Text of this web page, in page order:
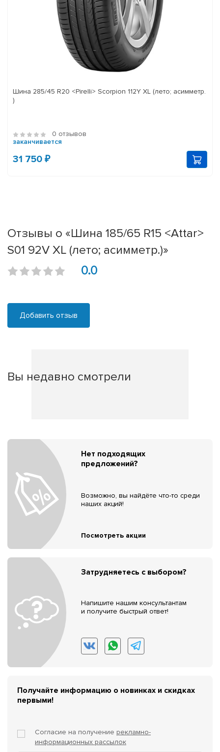
Шина 285/45 R20 <Pirelli> Scorpion 112Y XL (лето; асимметр.
)
0 отзывов
заканчивается
31 750 ₽
Отзывы о «Шина 185/65 R15 <Attar>
S01 92V XL (лето; асимметр.)»
0.0
Добавить отзыв
Вы недавно смотрели
Нет подходящих
предложений?
Возможно, вы найдёте что-то среди
наших акций!
Посмотреть акции
Затрудняетесь с выбором?
Напишите нашим консультантам
и получите быстрый ответ!
Получайте информацию о новинках и скидках
первыми!
Согласие на получение рекламно-
информационных рассылок